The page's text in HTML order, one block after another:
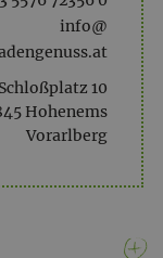
info@
Schloßplatz 10
Hohenems
Vorarlberg